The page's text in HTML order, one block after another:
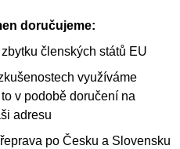
doručujeme:
členských států EU
využíváme
v podobě doručení na
adresu
po Česku a Slovensku